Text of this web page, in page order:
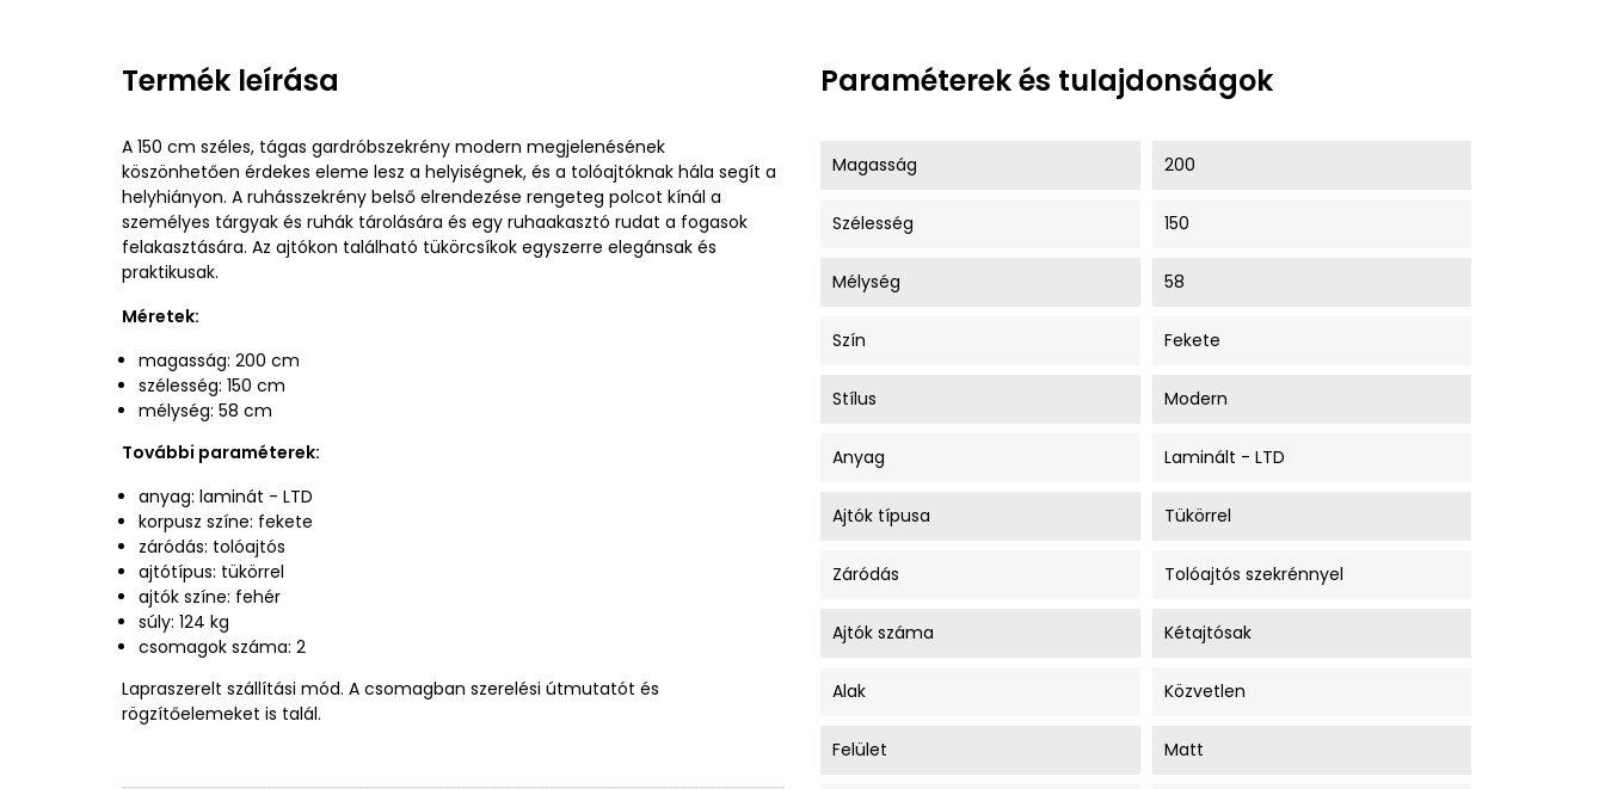
Termék leírása
A 150 cm széles, tágas gardróbszekrény modern megjelenésének
köszönhetően érdekes eleme lesz a helyiségnek, és a tolóajtóknak hála segít a
helyhiányon. A ruhásszekrény belső elrendezése rengeteg polcot kínál a
személyes tárgyak és ruhák tárolására és egy ruhaakasztó rudat a fogasok
felakasztására. Az ajtókon található tükörcsíkok egyszerre elegánsak és
praktikusak.
Méretek:
magasság: 200 cm
szélesség: 150 cm
mélység: 58 cm
További paraméterek:
anyag: laminát - LTD
korpusz színe: fekete
záródás: tolóajtós
ajtótípus: tükörrel
ajtók színe: fehér
súly: 124 kg
csomagok száma: 2
Lapraszerelt szállítási mód. A csomagban szerelési útmutatót és
rögzítőelemeket is talál.
Paraméterek és tulajdonságok
Magasság 200
Szélesség 150
Mélység 58
Szín Fekete
Stílus Modern
Anyag Laminált - LTD
Ajtók típusa Tükörrel
Záródás Tolóajtós szekrénnyel
Ajtók száma Kétajtósak
Alak Közvetlen
Felület Matt